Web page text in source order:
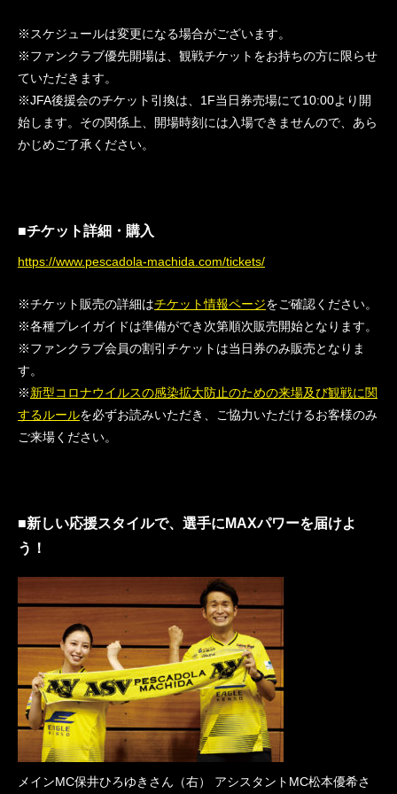
※スケジュールは変更になる場合がございます。
※ファンクラブ優先開場は、観戦チケットをお持ちの方に限らせ
ていただきます。
※JFA後援会のチケット引換は、1F当日券売場にて10:00より開
始します。その関係上、開場時刻には入場できませんので、あら
かじめご了承ください。
■チケット詳細・購入
https://www.pescadola-machida.com/tickets/
※チケット販売の詳細はチケット情報ページをご確認ください。
※各種プレイガイドは準備ができ次第順次販売開始となります。
※ファンクラブ会員の割引チケットは当日券のみ販売となりま
す。
※新型コロナウイルスの感染拡大防止のための来場及び観戦に関
するルールを必ずお読みいただき、ご協力いただけるお客様のみ
ご来場ください。
■新しい応援スタイルで、選手にMAXパワーを届けよ
う！
メインMC保井ひろゆきさん（右） アシスタントMC松本優希さ